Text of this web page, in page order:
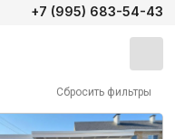
+7 (995) 683-54-43
Сбросить фильтры